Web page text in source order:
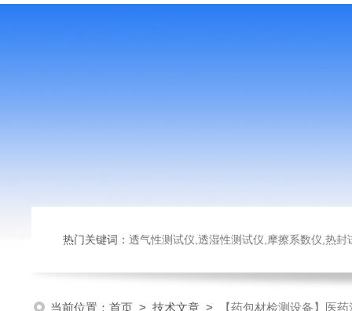
热门关键词： 透气性测试仪,透湿性测试仪,摩擦系数仪,热封试验仪,
当前位置： 首页 > 技术文章 > 【药包材检测设备】医